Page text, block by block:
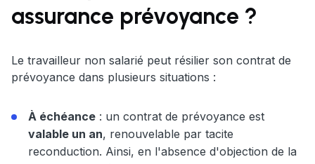
assurance prévoyance ?
Le travailleur non salarié peut résilier son contrat de
prévoyance dans plusieurs situations :
À échéance : un contrat de prévoyance est
valable un an, renouvelable par tacite
reconduction. Ainsi, en l'absence d'objection de la